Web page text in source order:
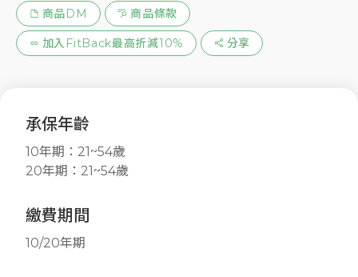
商品DM 商品條款
加入FitBack最高折減10% 分享
承保年齡
10年期：21~54歲
20年期：21~54歲
繳費期間
10/20年期